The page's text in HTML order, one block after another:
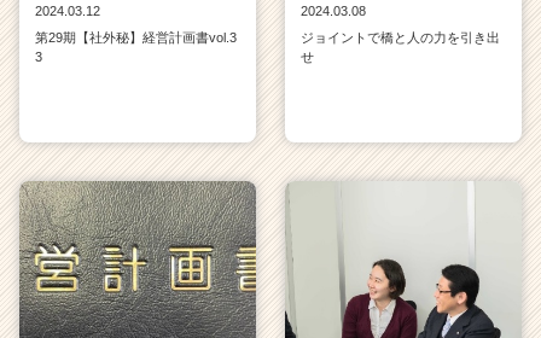
2024.03.12
第29期【社外秘】経営計画書vol.3
3
2024.03.08
ジョイントで橋と人の力を引き出
せ